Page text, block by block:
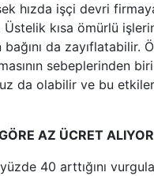
hızda işçi devri
kısa ömürlü
da zayıflatabilir.
sebeplerinden
da olabilir ve bu
AZ ÜCRET
40 arttığını